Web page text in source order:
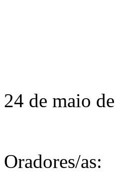
24 de maio
Oradores/as: